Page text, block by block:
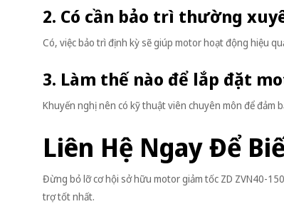
2. Có cần bảo trì thường
Có, việc bảo trì định kỳ sẽ giúp motor hoạt động hiệu
3. Làm thế nào để lắp đặt
Khuyến nghị nên có kỹ thuật viên chuyên môn để đảm
Liên Hệ Ngay Để
Đừng bỏ lỡ cơ hội sở hữu motor giảm tốc ZD ZVN40-
trợ tốt nhất.